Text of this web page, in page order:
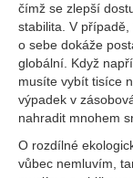
čímž se zlepší
stabilita. V
o sebe dokáže
globální. Když
musíte vybít tisíce
výpadek v
nahradit mnohem
O rozdílné
vůbec nemluvím,